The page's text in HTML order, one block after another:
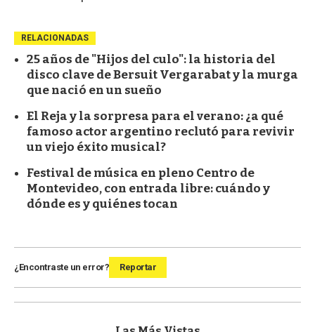
RELACIONADAS
25 años de "Hijos del culo": la historia del
disco clave de Bersuit Vergarabat y la murga
que nació en un sueño
El Reja y la sorpresa para el verano: ¿a qué
famoso actor argentino reclutó para revivir
un viejo éxito musical?
Festival de música en pleno Centro de
Montevideo, con entrada libre: cuándo y
dónde es y quiénes tocan
¿Encontraste un error? Reportar